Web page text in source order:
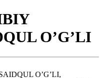
O’G’LI
O’G’LI,